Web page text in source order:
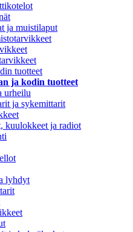
ja muistilaput
tuotteet
ja kodin tuotteet
urheilu
ja sykemittarit
kuulokkeet ja radiot
lyhdyt